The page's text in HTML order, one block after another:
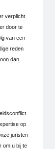
verplicht
door te
van een
reden
dan
op
juristen
om u bij te